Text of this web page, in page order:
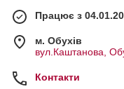
Працює з
м. Обухів
вул.Каштанова,
Контакти